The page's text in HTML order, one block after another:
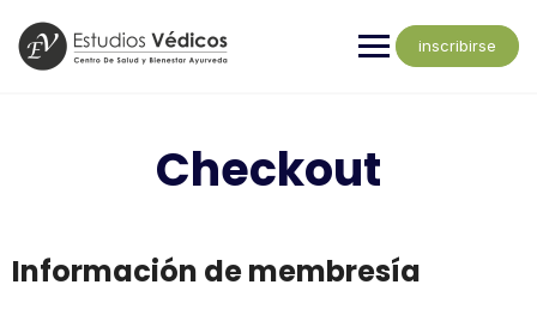
inscribirse
Checkout
Información de membresía